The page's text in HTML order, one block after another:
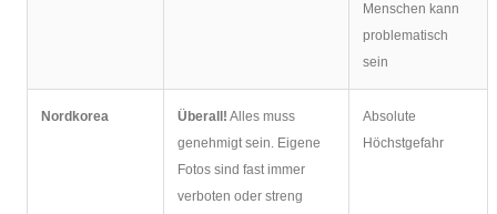
Menschen kann
problematisch
sein
Nordkorea Überall! Alles muss
genehmigt sein. Eigene
Fotos sind fast immer
verboten oder streng
Absolute
Höchstgefahr